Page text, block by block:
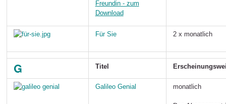
Freundin - zum
Download
Für Sie 2 x monatlich
G Titel
Galileo Genial monatlich